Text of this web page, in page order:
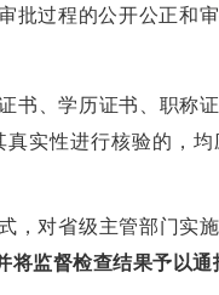
批过程的公开公正和
书、学历证书、职称
实性进行核验的，均
，对省级主管部门实
将监督检查结果予以通